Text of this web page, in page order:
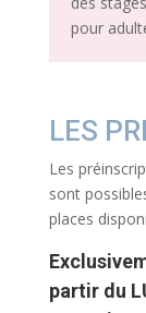
pour
LES
Les
sont
places
partir du